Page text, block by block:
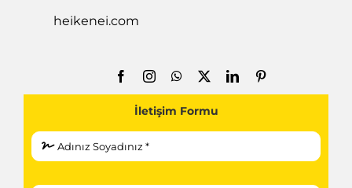
heikenei.com
İletişim Formu